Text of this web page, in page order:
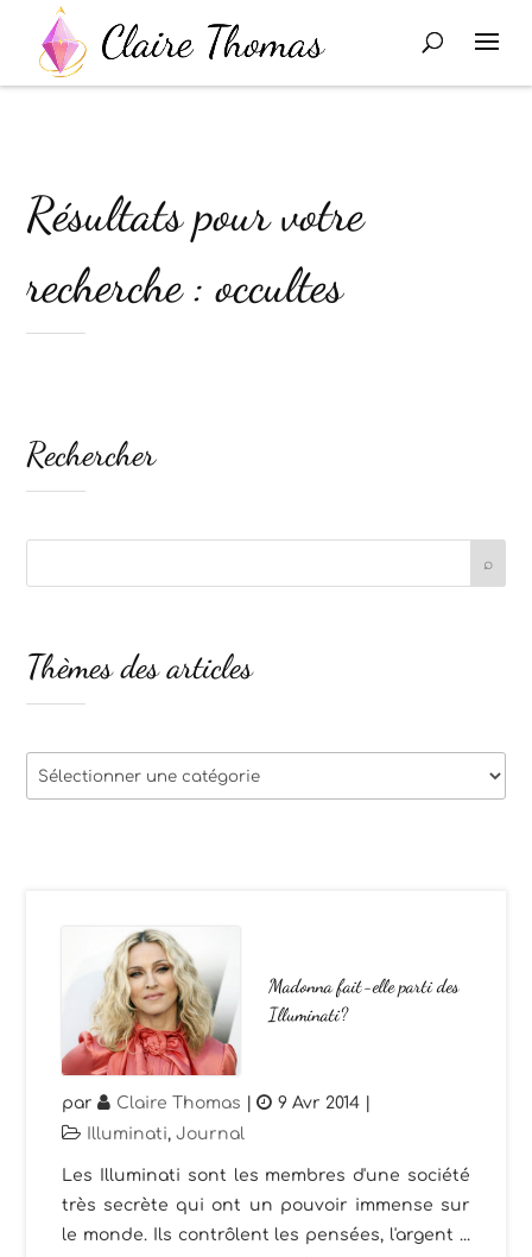
Résultats pour votre
recherche : occultes
Madonna fait-elle parti des
Illuminati?
par Claire Thomas | 9 Avr 2014
Illuminati,Journal
Les Illuminati sont les membres d'une société
très secrète qui ont un pouvoir immense sur
le monde. Ils contrôlent les pensées, l'argent ...
Rechercher
Thèmes des articles
Thèmes
des